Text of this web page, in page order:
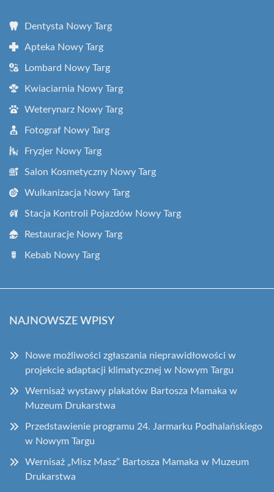
Dentysta Nowy Targ
Apteka Nowy Targ
Lombard Nowy Targ
Kwiaciarnia Nowy Targ
Weterynarz Nowy Targ
Fotograf Nowy Targ
Fryzjer Nowy Targ
Salon Kosmetyczny Nowy Targ
Wulkanizacja Nowy Targ
Stacja Kontroli Pojazdów Nowy Targ
Restauracje Nowy Targ
Kebab Nowy Targ
NAJNOWSZE WPISY
Nowe możliwości zgłaszania nieprawidłowości w
projekcie adaptacji klimatycznej w Nowym Targu
Wernisaż wystawy plakatów Bartosza Mamaka w
Muzeum Drukarstwa
Przedstawienie programu 24. Jarmarku Podhalańskiego
w Nowym Targu
Wernisaż „Misz Masz” Bartosza Mamaka w Muzeum
Drukarstwa